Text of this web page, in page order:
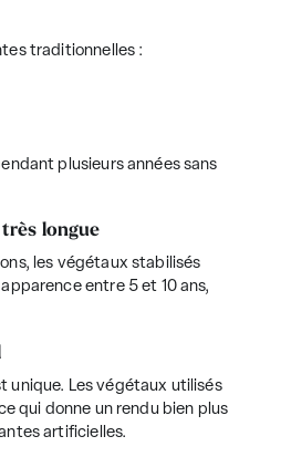
traditionnelles :
plusieurs années sans
longue
les végétaux stabilisés
entre 5 et 10 ans,
unique. Les végétaux utilisés
qui donne un rendu bien plus
artificielles.